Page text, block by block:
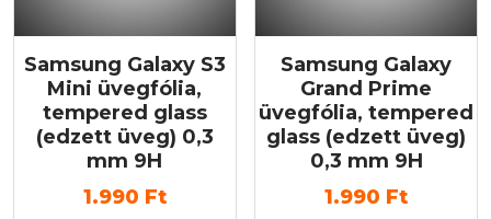
Samsung Galaxy S3
Mini üvegfólia,
tempered glass
(edzett üveg) 0,3
mm 9H
1.990 Ft
Samsung Galaxy
Grand Prime
üvegfólia, tempered
glass (edzett üveg)
0,3 mm 9H
1.990 Ft